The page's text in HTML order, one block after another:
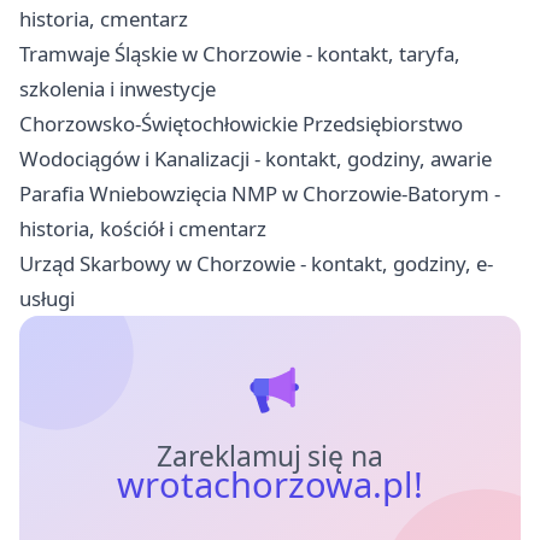
historia, cmentarz
Tramwaje Śląskie w Chorzowie - kontakt, taryfa,
szkolenia i inwestycje
Chorzowsko-Świętochłowickie Przedsiębiorstwo
Wodociągów i Kanalizacji - kontakt, godziny, awarie
Parafia Wniebowzięcia NMP w Chorzowie-Batorym -
historia, kościół i cmentarz
Urząd Skarbowy w Chorzowie - kontakt, godziny, e-
usługi
Zareklamuj się na
wrotachorzowa.pl!